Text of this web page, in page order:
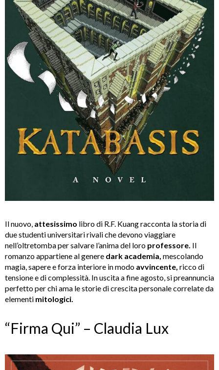
Il nuovo, attesissimo libro di R.F. Kuang racconta la storia di
due studenti universitari rivali che devono viaggiare
nell’oltretomba per salvare l’anima del loro professore. Il
romanzo appartiene al genere dark academia, mescolando
magia, sapere e forza interiore in modo avvincente, ricco di
tensione e di complessità. In uscita a fine agosto, si preannuncia
perfetto per chi ama le storie di crescita personale correlate da
elementi mitologici.
“Firma Qui” – Claudia Lux